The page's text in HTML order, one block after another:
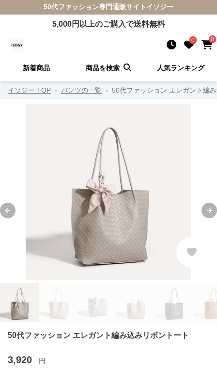
50代ファッション専門通販サイト イソジー
5,000円以上のご購入で送料無料
0 0
新着商品 商品を検索 人気ランキング
イソジー TOP › パンツの一覧 › 50代ファッション エレガント編
Previous slide
50代ファッション エレガント編み込みリボントート
3,920 円